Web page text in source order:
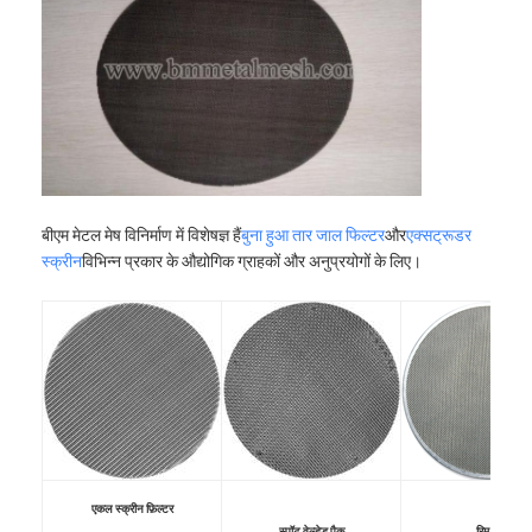
पैडल कोर्ट की बाड़
बुना हुआ तार जाल
पत्थर का गैबियन बास्केट
वास्तु -धातु जाल
एल्यूमिनियम चेन फ्लाई स्क्रीन
जॉनसन स्क्रीन फिल्टर
धातु जाल बाड़
मधुमक्खी के छत्ते की जाली
बीएम मेटल मेष विनिर्माण में विशेषज्ञ हैंबुना हुआ तार जाल फिल्टरऔरएक्सट्रूडर
स्क्रीनविभिन्न प्रकार के औद्योगिक ग्राहकों और अनुप्रयोगों के लिए।
एकल स्क्रीन फ़िल्टर